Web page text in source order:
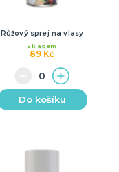
Růžový sprej na vlasy
89 Kč
Skladem
Do košíku